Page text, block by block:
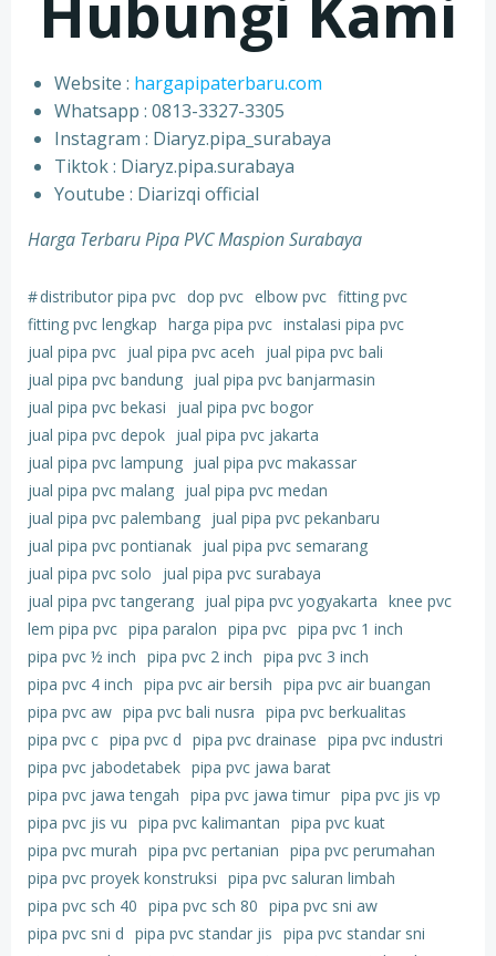
Website : hargapipaterbaru.com
Whatsapp : 0813-3327-3305
⁠Instagram : Diaryz.pipa_surabaya
⁠Tiktok : Diaryz.pipa.surabaya
⁠Youtube : Diarizqi official
Harga Terbaru Pipa PVC Maspion Surabaya
#distributor pipa pvc dop pvc elbow pvc fitting pvc
fitting pvc lengkap harga pipa pvc instalasi pipa pvc
jual pipa pvc jual pipa pvc aceh
jual pipa pvc bali
jual pipa pvc bandung jual pipa pvc banjarmasin
jual pipa pvc bekasi
jual pipa pvc bogor
jual pipa pvc depok jual pipa pvc jakarta
jual pipa pvc lampung jual pipa pvc makassar
jual pipa pvc malang jual pipa pvc medan
jual pipa pvc palembang jual pipa pvc pekanbaru
jual pipa pvc pontianak jual pipa pvc semarang
jual pipa pvc solo
jual pipa pvc surabaya
jual pipa pvc tangerang jual pipa pvc yogyakarta knee pvc
lem pipa pvc pipa paralon pipa pvc pipa pvc 1 inch
pipa pvc ½ inch pipa pvc 2 inch pipa pvc 3 inch
pipa pvc 4 inch pipa pvc air bersih pipa pvc air buangan
pipa pvc aw pipa pvc bali nusra pipa pvc berkualitas
pipa pvc c pipa pvc d pipa pvc drainase pipa pvc industri
pipa pvc jabodetabek pipa pvc jawa barat
pipa pvc jawa tengah pipa pvc jawa timur pipa pvc jis vp
pipa pvc jis vu pipa pvc kalimantan pipa pvc kuat
pipa pvc murah pipa pvc pertanian pipa pvc perumahan
pipa pvc proyek konstruksi pipa pvc saluran limbah
pipa pvc sch 40 pipa pvc sch 80 pipa pvc sni aw
pipa pvc sni d pipa pvc standar jis pipa pvc standar sni